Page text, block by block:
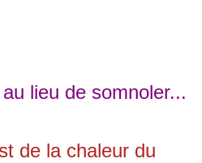
lieu de somnoler...
de la chaleur du